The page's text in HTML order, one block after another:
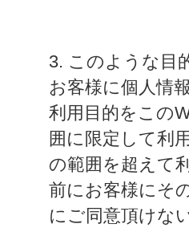
3. このような目
お客様に個人情
利用目的をこの
囲に限定して利
の範囲を超えて
前にお客様にそ
にご同意頂けな